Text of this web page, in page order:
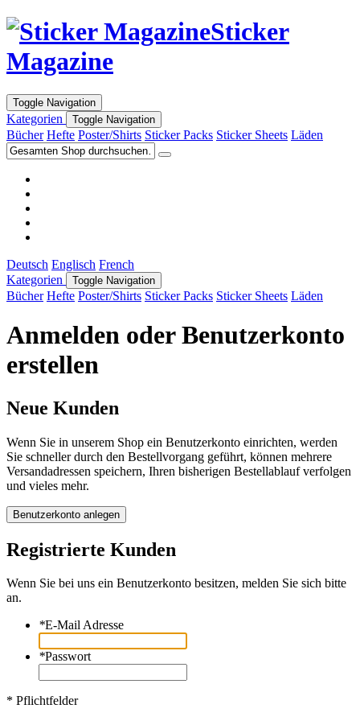
Sticker
Magazine
Toggle Navigation
Kategorien Toggle Navigation
Bücher Hefte Poster/Shirts Sticker Packs Sticker Sheets Läden
Deutsch Englisch French
Kategorien
Toggle Navigation
Bücher Hefte Poster/Shirts Sticker Packs Sticker Sheets Läden
Anmelden oder Benutzerkonto
erstellen
Neue Kunden
Wenn Sie in unserem Shop ein Benutzerkonto einrichten, werden
Sie schneller durch den Bestellvorgang geführt, können mehrere
Versandadressen speichern, Ihren bisherigen Bestellablauf verfolgen
und vieles mehr.
Benutzerkonto anlegen
Registrierte Kunden
Wenn Sie bei uns ein Benutzerkonto besitzen, melden Sie sich bitte
an.
*E-Mail Adresse
*Passwort
* Pflichtfelder